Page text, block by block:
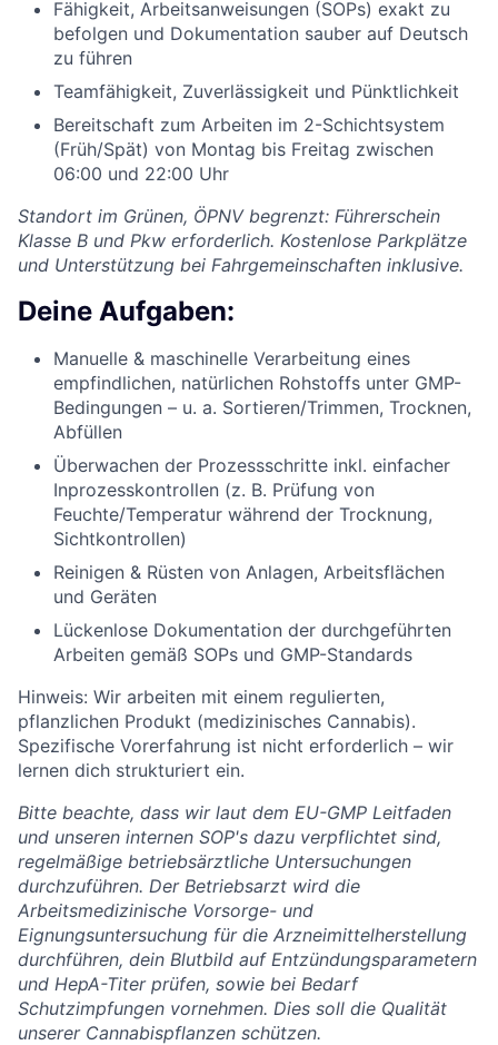
Fähigkeit, Arbeitsanweisungen (SOPs) exakt zu
befolgen und Dokumentation sauber auf Deutsch
zu führen
Teamfähigkeit, Zuverlässigkeit und Pünktlichkeit
Bereitschaft zum Arbeiten im 2-Schichtsystem
(Früh/Spät) von Montag bis Freitag zwischen
06:00 und 22:00 Uhr
Standort im Grünen, ÖPNV begrenzt: Führerschein
Klasse B und Pkw erforderlich. Kostenlose Parkplätze
und Unterstützung bei Fahrgemeinschaften inklusive.
Deine Aufgaben:
Manuelle & maschinelle Verarbeitung eines
empfindlichen, natürlichen Rohstoffs unter GMP-
Bedingungen – u. a. Sortieren/Trimmen, Trocknen,
Abfüllen
Überwachen der Prozessschritte inkl. einfacher
Inprozesskontrollen (z. B. Prüfung von
Feuchte/Temperatur während der Trocknung,
Sichtkontrollen)
Reinigen & Rüsten von Anlagen, Arbeitsflächen
und Geräten
Lückenlose Dokumentation der durchgeführten
Arbeiten gemäß SOPs und GMP-Standards
Hinweis: Wir arbeiten mit einem regulierten,
pflanzlichen Produkt (medizinisches Cannabis).
Spezifische Vorerfahrung ist nicht erforderlich – wir
lernen dich strukturiert ein.
Bitte beachte, dass wir laut dem EU-GMP Leitfaden
und unseren internen SOP's dazu verpflichtet sind,
regelmäßige betriebsärztliche Untersuchungen
durchzuführen. Der Betriebsarzt wird die
Arbeitsmedizinische Vorsorge- und
Eignungsuntersuchung für die Arzneimittelherstellung
durchführen, dein Blutbild auf Entzündungsparametern
und HepA-Titer prüfen, sowie bei Bedarf
Schutzimpfungen vornehmen. Dies soll die Qualität
unserer Cannabispflanzen schützen.